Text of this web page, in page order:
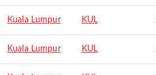
Kuala Lumpur KUL
Kuala Lumpur KUL